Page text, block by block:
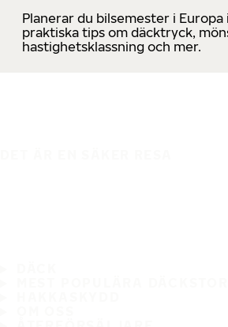
Planerar du bilsemester i Europa
praktiska tips om däcktryck,
hastighetsklassning och mer.